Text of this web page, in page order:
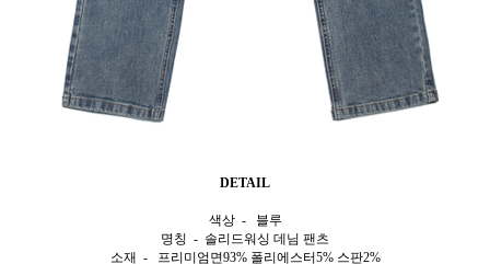
DETAIL
색상 - 블루
명칭 - 솔리드워싱 데님 팬츠
소재 - 프리미엄면93% 폴리에스터5% 스판2%